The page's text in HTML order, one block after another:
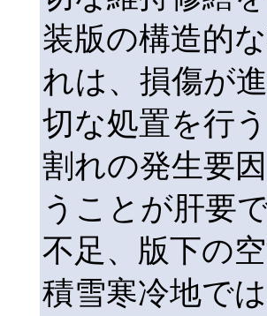
装版の構造的
れは、損傷が
切な処置を行
割れの発生要
うことが肝要
不足、版下の
積雪寒冷地で